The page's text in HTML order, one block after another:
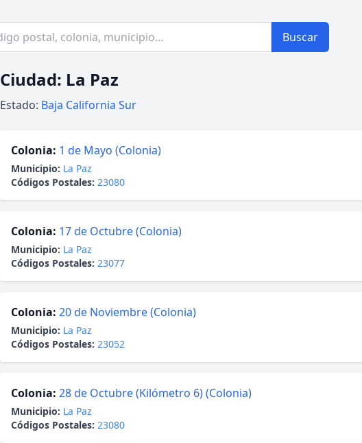
Buscar
Ciudad: La Paz
Estado: Baja California Sur
Colonia: 1 de Mayo (Colonia)
Municipio: La Paz
Códigos Postales: 23080
Colonia: 17 de Octubre (Colonia)
Municipio: La Paz
Códigos Postales: 23077
Colonia: 20 de Noviembre (Colonia)
Municipio: La Paz
Códigos Postales: 23052
Colonia: 28 de Octubre (Kilómetro 6) (Colonia)
Municipio: La Paz
Códigos Postales: 23080